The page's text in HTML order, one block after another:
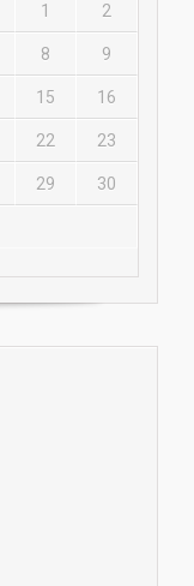
1 2
8 9
15 16
22 23
29 30